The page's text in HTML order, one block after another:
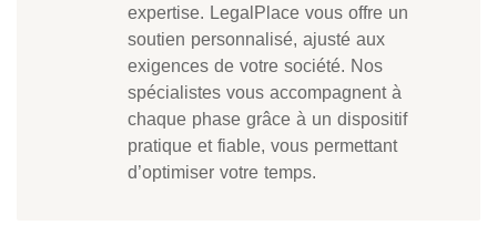
expertise. LegalPlace vous offre un
soutien personnalisé, ajusté aux
exigences de votre société. Nos
spécialistes vous accompagnent à
chaque phase grâce à un dispositif
pratique et fiable, vous permettant
d’optimiser votre temps.